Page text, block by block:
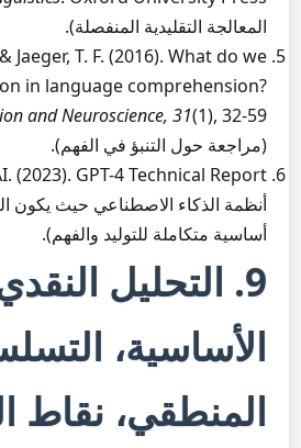
المعالجة التقليدية المنفصلة).
Jaeger, T. F. (2016). What do we
in language comprehension?
and Neuroscience, 31
(مراجعة حول التنبؤ في الفهم).
أنظمة الذكاء الاصطناعي حيث يكون
أساسية متكاملة للتوليد والفهم).
9. التحليل
الأساسية،
المنطقي، نقاط